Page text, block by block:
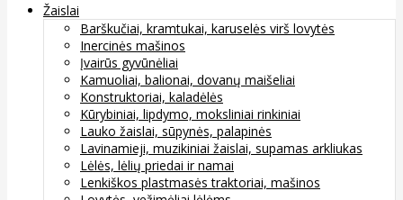
Žaislai
Barškučiai, kramtukai, karuselės virš lovytės
Inercinės mašinos
Įvairūs gyvūnėliai
Kamuoliai, balionai, dovanų maišeliai
Konstruktoriai, kaladėlės
Kūrybiniai, lipdymo, moksliniai rinkiniai
Lauko žaislai, sūpynės, palapinės
Lavinamieji, muzikiniai žaislai, supamas arkliukas
Lėlės, lėlių priedai ir namai
Lenkiškos plastmasės traktoriai, mašinos